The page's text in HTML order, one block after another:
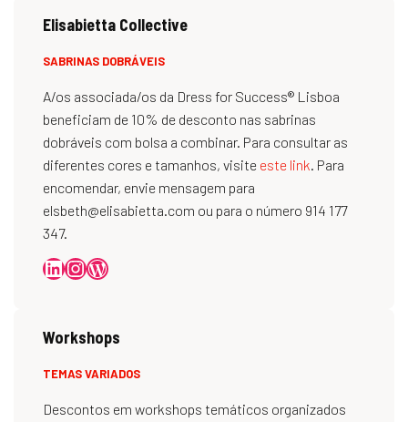
Elisabietta Collective
SABRINAS DOBRÁVEIS
A/os associada/os da Dress for Success® Lisboa
beneficiam de 10% de desconto nas sabrinas
dobráveis com bolsa a combinar. Para consultar as
diferentes cores e tamanhos, visite este link. Para
encomendar, envie mensagem para
elsbeth@elisabietta.com ou para o número 914 177
347.
Workshops
TEMAS VARIADOS
Descontos em workshops temáticos organizados